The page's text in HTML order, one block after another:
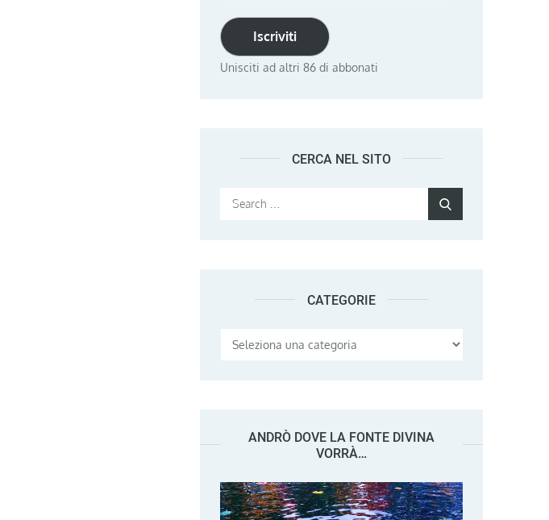
Iscriviti
Unisciti ad altri 86 di abbonati
CERCA NEL SITO
Search
CATEGORIE
Categorie
ANDRÒ DOVE LA FONTE DIVINA
VORRÀ…